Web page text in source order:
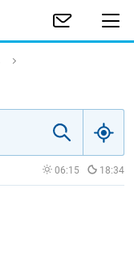
06:15 18:34